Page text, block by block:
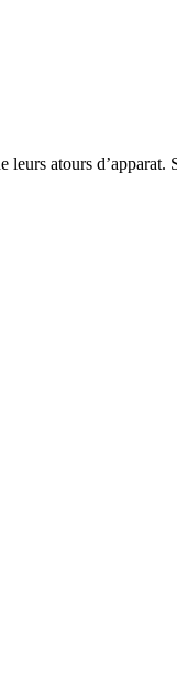
atours d’apparat.